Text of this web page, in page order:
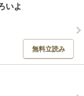
いよ
無料立読み